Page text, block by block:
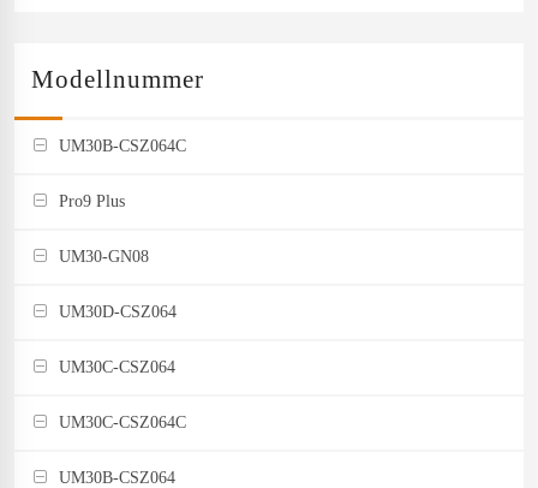
Modellnummer
UM30B-CSZ064C
Pro9 Plus
UM30-GN08
UM30D-CSZ064
UM30C-CSZ064
UM30C-CSZ064C
UM30B-CSZ064